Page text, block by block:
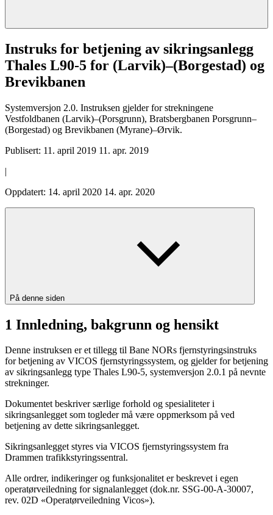
Instruks for betjening av sikringsanlegg
Thales L90-5 for (Larvik)–(Borgestad) og
Brevikbanen
Systemversjon 2.0. Instruksen gjelder for strekningene
Vestfoldbanen (Larvik)–(Porsgrunn), Bratsbergbanen Porsgrunn–
(Borgestad) og Brevikbanen (Myrane)–Ørvik.
Publisert: 11. april 2019 11. apr. 2019
|
Oppdatert: 14. april 2020 14. apr. 2020
På denne siden
1 Innledning, bakgrunn og hensikt
Denne instruksen er et tillegg til Bane NORs fjernstyringsinstruks
for betjening av VICOS fjernstyringssystem, og gjelder for betjening
av sikringsanlegg type Thales L90-5, systemversjon 2.0.1 på nevnte
strekninger.
Dokumentet beskriver særlige forhold og spesialiteter i
sikringsanlegget som togleder må være oppmerksom på ved
betjening av dette sikringsanlegget.
Sikringsanlegget styres via VICOS fjernstyringssystem fra
Drammen trafikkstyringssentral.
Alle ordrer, indikeringer og funksjonalitet er beskrevet i egen
operatørveiledning for signalanlegget (dok.nr. SSG-00-A-30007,
rev. 02D «Operatørveiledning Vicos»).